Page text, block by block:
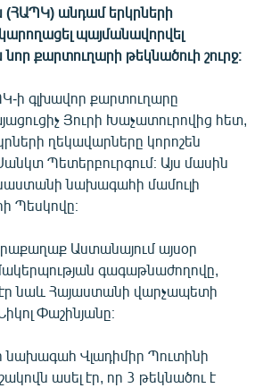
(ՀԱՊԿ) անդամ երկրների
պայմանավորվել
քարտուղարի թեկնածուի շուրջ։
ի գլխավոր քարտուղարը
Յուրի Խաչատուրովից հետ,
ղեկավարները կորոշեն
Պետերբուրգում։ Այս մասին
նախագահի մամուլի
Պեսկովը։
Աստանայում այսօր
գագաթնաժողովը,
նաև Հայաստանի վարչապետի
Փաշինյանը։
նախագահ Վլադիմիր Պուտինի
ասել էր, որ 3 թեկնածու է